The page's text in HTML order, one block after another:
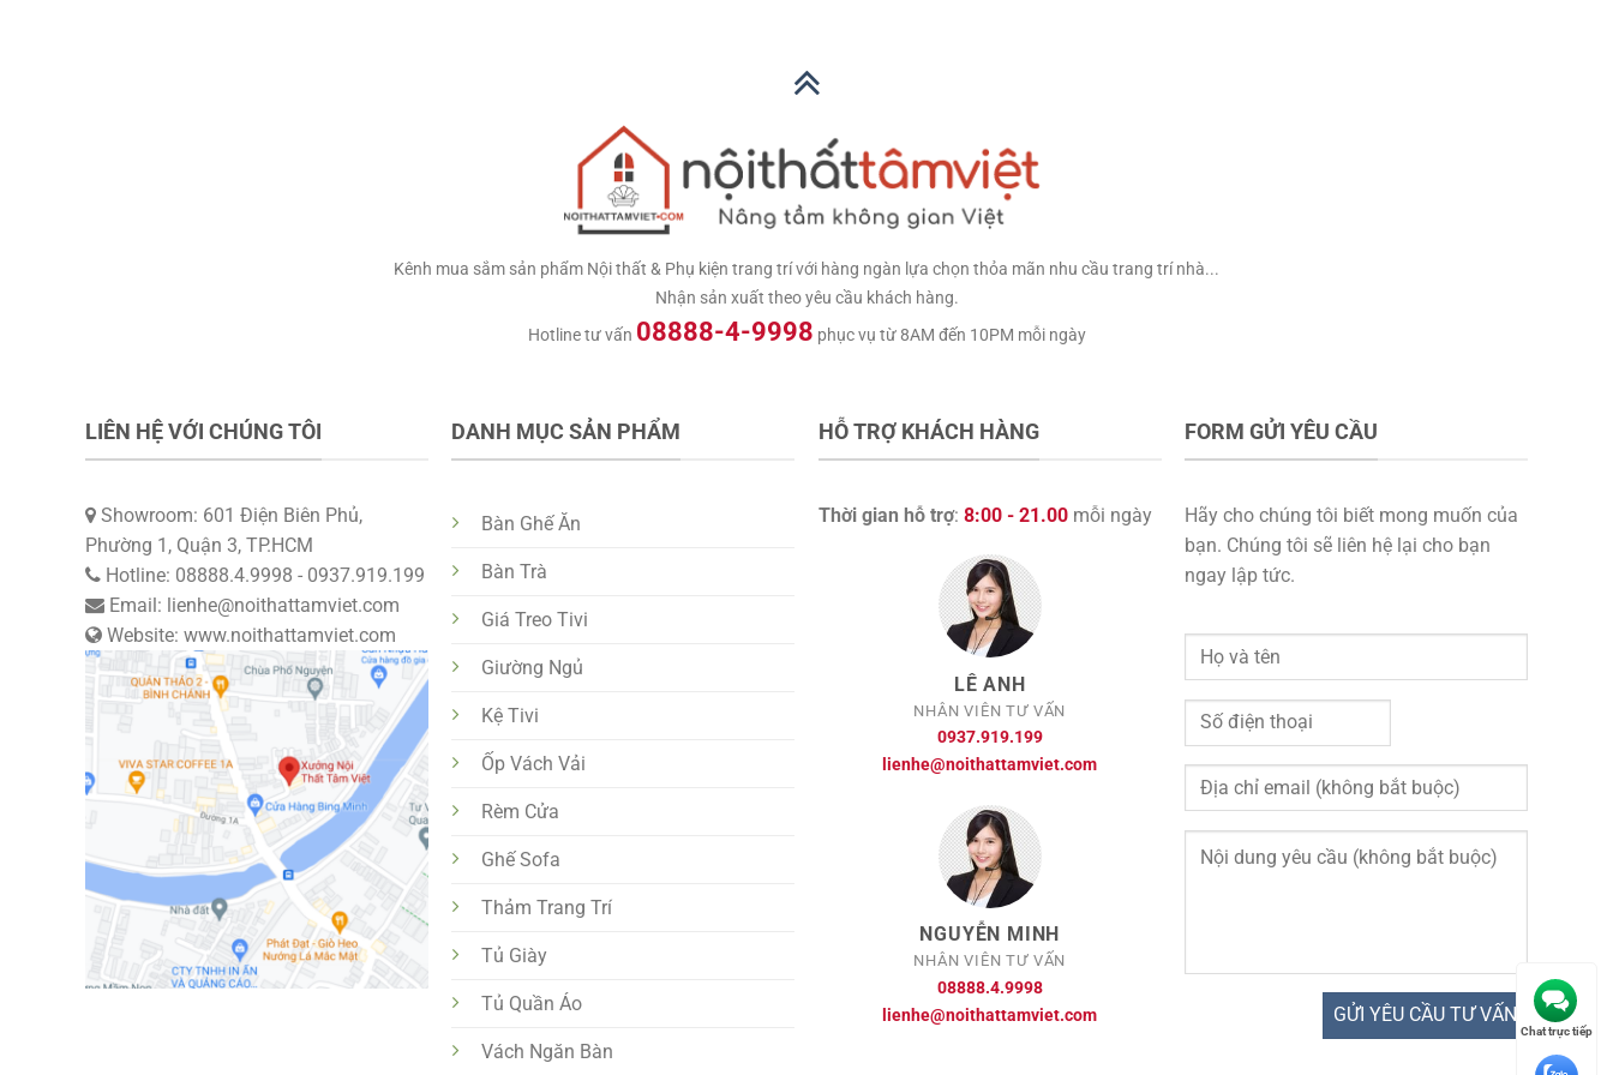
Kênh mua sắm sản phẩm Nội thất & Phụ kiện trang trí với hàng ngàn lựa chọn thỏa mãn nhu cầu trang trí nhà...
Nhận sản xuất theo yêu cầu khách hàng.
Hotline tư vấn 08888-4-9998 phục vụ từ 8AM đến 10PM mỗi ngày
LIÊN HỆ VỚI CHÚNG TÔI
Showroom: 601 Điện Biên Phủ,
Phường 1, Quận 3, TP.HCM
Hotline: 08888.4.9998 - 0937.919.199
Email: lienhe@noithattamviet.com
Website: www.noithattamviet.com
DANH MỤC SẢN PHẨM
Bàn Ghế Ăn
Bàn Trà
Giá Treo Tivi
Giường Ngủ
Kệ Tivi
Ốp Vách Vải
Rèm Cửa
Ghế Sofa
Thảm Trang Trí
Tủ Giày
Tủ Quần Áo
Vách Ngăn Bàn
HỖ TRỢ KHÁCH HÀNG
Thời gian hỗ trợ: 8:00 - 21.00mỗi ngày
LÊ ANH
NHÂN VIÊN TƯ VẤN
0937.919.199
lienhe@noithattamviet.com
NGUYỄN MINH
NHÂN VIÊN TƯ VẤN
08888.4.9998
lienhe@noithattamviet.com
FORM GỬI YÊU CẦU
Hãy cho chúng tôi biết mong muốn của
bạn. Chúng tôi sẽ liên hệ lại cho bạn
ngay lập tức.
Chat trực tiếp